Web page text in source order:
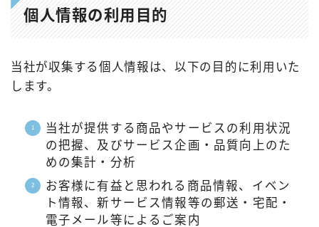
個人情報の利用目的
当社が収集する個人情報は、以下の目的に利用いた
します。
当社が提供する商品やサービスの利用状況
の把握、及びサービス企画・品質向上のた
めの集計・分析
お客様に有益と思われる商品情報、イベン
ト情報、新サービス情報等の郵送・宅配・
電子メール等によるご案内